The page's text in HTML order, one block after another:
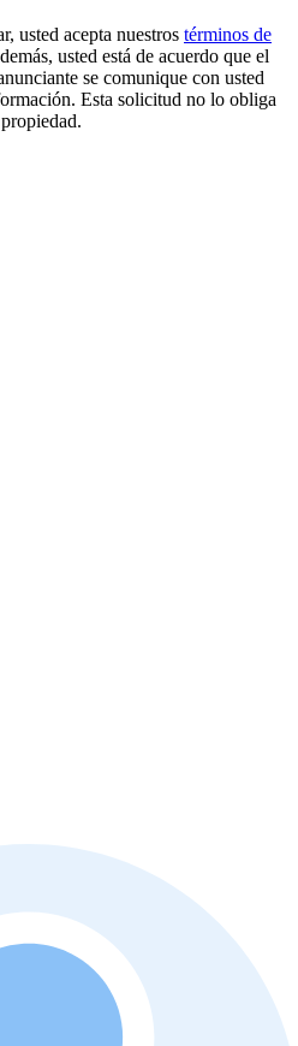
usted acepta nuestros términos de
usted está de acuerdo que el
se comunique con usted
Esta solicitud no lo obliga